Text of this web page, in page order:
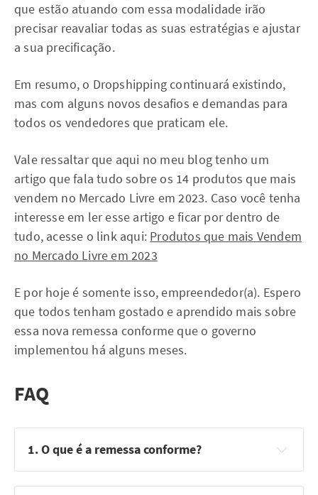
que estão atuando com essa modalidade irão
precisar reavaliar todas as suas estratégias e ajustar
a sua precificação.
Em resumo, o Dropshipping continuará existindo,
mas com alguns novos desafios e demandas para
todos os vendedores que praticam ele.
Vale ressaltar que aqui no meu blog tenho um
artigo que fala tudo sobre os 14 produtos que mais
vendem no Mercado Livre em 2023. Caso você tenha
interesse em ler esse artigo e ficar por dentro de
tudo, acesse o link aqui: Produtos que mais Vendem
no Mercado Livre em 2023
E por hoje é somente isso, empreendedor(a). Espero
que todos tenham gostado e aprendido mais sobre
essa nova remessa conforme que o governo
implementou há alguns meses.
FAQ
1. O que é a remessa conforme?